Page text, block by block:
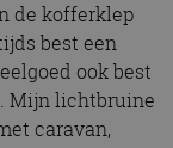
de kofferklep
best een
ook best
Mijn lichtbruine
caravan,